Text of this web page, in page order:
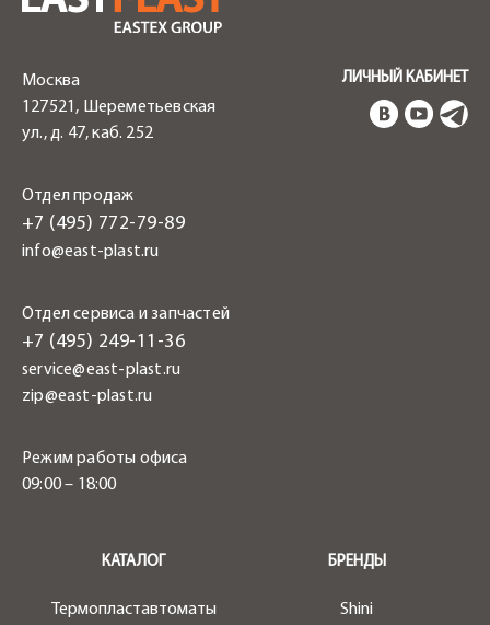
Москва
127521, Шереметьевская
ул., д. 47, каб. 252
Отдел продаж
+7 (495) 772-79-89
info@east-plast.ru
Отдел сервиса и запчастей
+7 (495) 249-11-36
service@east-plast.ru
zip@east-plast.ru
Режим работы офиса
09:00 – 18:00
ЛИЧНЫЙ КАБИНЕТ
КАТАЛОГ
Термопластавтоматы
БРЕНДЫ
Shini